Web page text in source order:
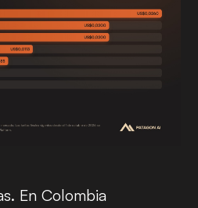
En Colombia